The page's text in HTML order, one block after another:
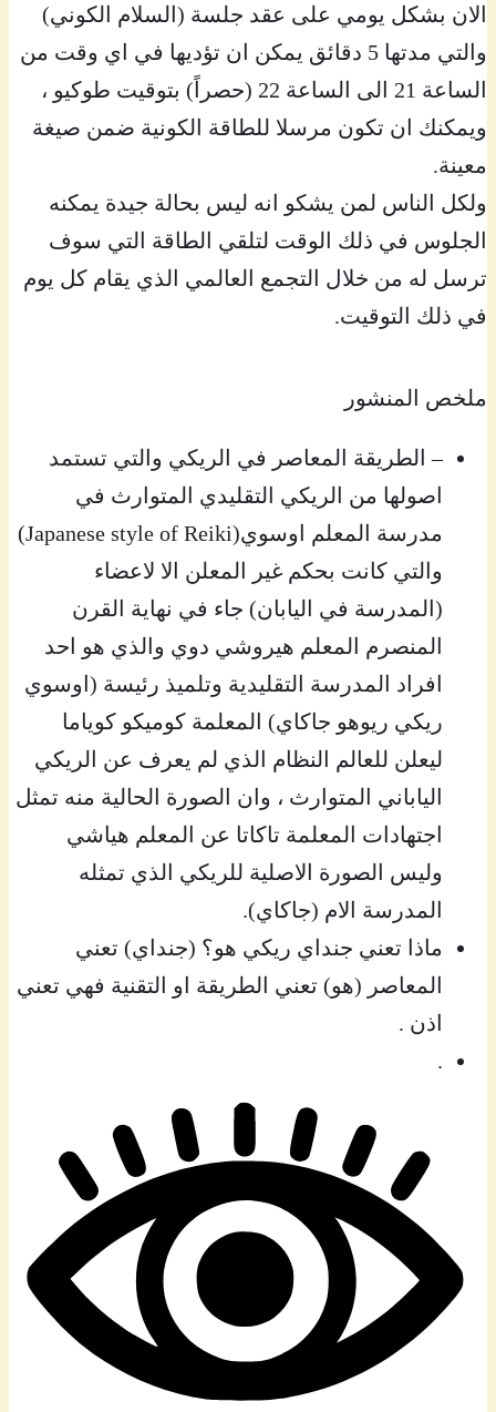
الان بشكل يومي على عقد جلسة (السلام الكوني)
والتي مدتها 5 دقائق يمكن ان تؤديها في اي وقت من
الساعة 21 الى الساعة 22 (حصراً) بتوقيت طوكيو ،
ويمكنك ان تكون مرسلا للطاقة الكونية ضمن صيغة
معينة.
ولكل الناس لمن يشكو انه ليس بحالة جيدة يمكنه
الجلوس في ذلك الوقت لتلقي الطاقة التي سوف
ترسل له من خلال التجمع العالمي الذي يقام كل يوم
في ذلك التوقيت.
ملخص المنشور
– الطريقة المعاصر في الريكي والتي تستمد
اصولها من الريكي التقليدي المتوارث في
مدرسة المعلم اوسوي(Japanese style of Reiki)
والتي كانت بحكم غير المعلن الا لاعضاء
(المدرسة في اليابان) جاء في نهاية القرن
المنصرم المعلم هيروشي دوي والذي هو احد
افراد المدرسة التقليدية وتلميذ رئيسة (اوسوي
ريكي ريوهو جاكاي) المعلمة كوميكو كوياما
ليعلن للعالم النظام الذي لم يعرف عن الريكي
الياباني المتوارث ، وان الصورة الحالية منه تمثل
اجتهادات المعلمة تاكاتا عن المعلم هياشي
وليس الصورة الاصلية للريكي الذي تمثله
المدرسة الام (جاكاي).
ماذا تعني جنداي ريكي هو؟ (جنداي) تعني
المعاصر (هو) تعني الطريقة او التقنية فهي تعني
اذن .
.